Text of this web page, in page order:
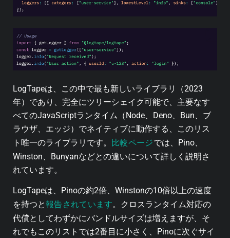
LogTapeは、この中で最も新しいライブラリ（2023
年）であり、完全にツリーシェイク可能で、主要なす
べてのJavaScriptランタイム（Node、Deno、Bun、ブ
ラウザ、エッジ）でネイティブに動作する、このリス
ト唯一のライブラリです。 比較ページでは、Pino、
Winston、Bunyanなどとの違いについて詳しく説明さ
れています。
LogTapeは、Pinoの約2倍、Winstonの10倍以上の速度
を持つと報告されています。クロスランタイム対応の
代償としてわずかにバンドルサイズは増えますが、そ
れでもこのリストでは2番目に小さく、Pinoに次ぐサイ